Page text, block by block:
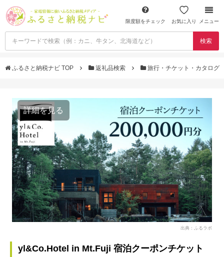
限度額をチェック お気に入り メニュー
検索
ふるさと納税ナビ TOP 返礼品検索 旅行・チケット・カタログ
詳細を見る
出典：ふるラボ
yl&Co.Hotel in Mt.Fuji 宿泊クーポンチケット